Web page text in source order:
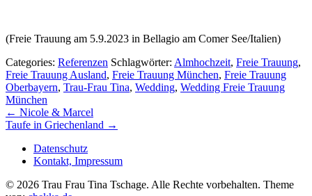
(Freie Trauung am 5.9.2023 in Bellagio am Comer See/Italien)
Categories: Referenzen Schlagwörter: Almhochzeit, Freie Trauung,
Freie Trauung Ausland, Freie Trauung München, Freie Trauung
Oberbayern, Trau-Frau Tina, Wedding, Wedding Freie Trauung
München
← Nicole & Marcel
Taufe in Griechenland →
Datenschutz
Kontakt, Impressum
© 2026 Trau Frau Tina Tschage. Alle Rechte vorbehalten. Theme